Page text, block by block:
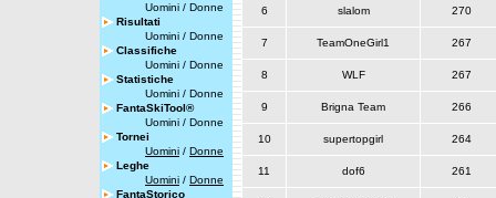
Uomini / Donne
Risultati
Uomini / Donne
Classifiche
Uomini / Donne
Statistiche
Uomini / Donne
FantaSkiTool®
Uomini / Donne
Tornei
Uomini / Donne
Leghe
Uomini / Donne
FantaStorico
6 slalom 270
7 TeamOneGirl1 267
8 WLF 267
9 Brigna Team 266
10 supertopgirl 264
11 dof6 261